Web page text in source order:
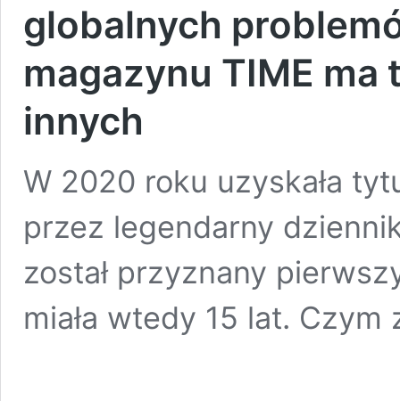
globalnych
magazynu TIME ma
innych
W 2020 roku uzyskała
przez legendarny
został przyznany
miała wtedy 15 lat. Czym